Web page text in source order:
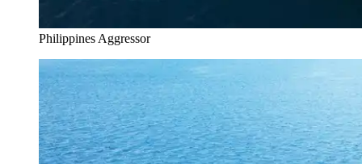
Philippines Aggressor